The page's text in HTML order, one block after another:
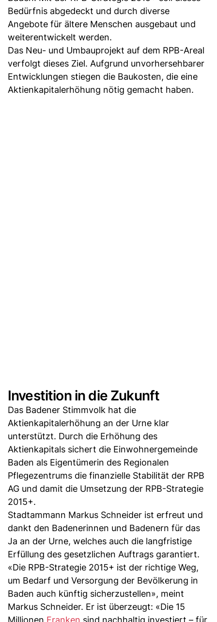
Bedürfnis abgedeckt und durch diverse
Angebote für ältere Menschen ausgebaut und
weiterentwickelt werden.
Das Neu- und Umbauprojekt auf dem RPB-Areal
verfolgt dieses Ziel. Aufgrund unvorhersehbarer
Entwicklungen stiegen die Baukosten, die eine
Aktienkapitalerhöhung nötig gemacht haben.
Investition in die Zukunft
Das Badener Stimmvolk hat die
Aktienkapitalerhöhung an der Urne klar
unterstützt. Durch die Erhöhung des
Aktienkapitals sichert die Einwohnergemeinde
Baden als Eigentümerin des Regionalen
Pflegezentrums die finanzielle Stabilität der RPB
AG und damit die Umsetzung der RPB-Strategie
2015+.
Stadtammann Markus Schneider ist erfreut und
dankt den Badenerinnen und Badenern für das
Ja an der Urne, welches auch die langfristige
Erfüllung des gesetzlichen Auftrags garantiert.
«Die RPB-Strategie 2015+ ist der richtige Weg,
um Bedarf und Versorgung der Bevölkerung in
Baden auch künftig sicherzustellen», meint
Markus Schneider. Er ist überzeugt: «Die 15
Millionen Franken sind nachhaltig investiert – für